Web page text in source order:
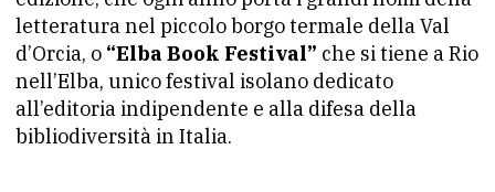
letteratura nel piccolo borgo termale della Val
d’Orcia, o “Elba Book Festival” che si tiene a Rio
nell’Elba, unico festival isolano dedicato
all’editoria indipendente e alla difesa della
bibliodiversità in Italia.